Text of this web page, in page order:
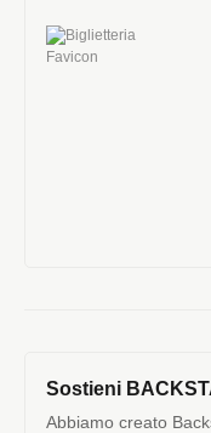
tra la memoria e
creativa,…
Biglietteria
Sostieni
Abbiamo creato